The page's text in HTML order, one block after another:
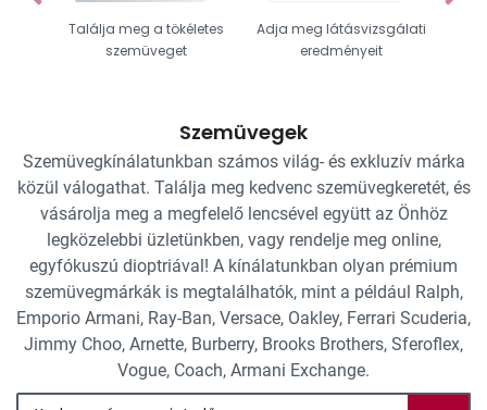
Találja meg a tökéletes
szemüveget
Adja meg látásvizsgálati
eredményeit
Szemüvegek
Szemüvegkínálatunkban számos világ- és exkluzív márka
közül válogathat. Találja meg kedvenc szemüvegkeretét, és
vásárolja meg a megfelelő lencsével együtt az Önhöz
legközelebbi üzletünkben, vagy rendelje meg online,
egyfókuszú dioptriával! A kínálatunkban olyan prémium
szemüvegmárkák is megtalálhatók, mint a például Ralph,
Emporio Armani, Ray-Ban, Versace, Oakley, Ferrari Scuderia,
Jimmy Choo, Arnette, Burberry, Brooks Brothers, Sferoflex,
Vogue, Coach, Armani Exchange.